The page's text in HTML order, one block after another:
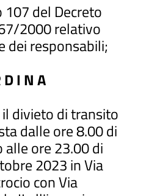
107 del Decreto
2000 relativo
dei responsabili;
D I N A
il divieto di transito
dalle ore 8.00 di
ore 23.00 di
2023 in Via
con Via